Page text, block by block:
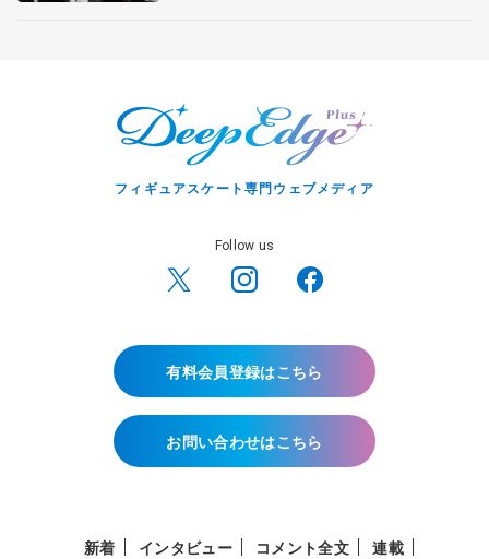
フィギュアスケート専門ウェブメディア
Follow us
有料会員登録はこちら
お問い合わせはこちら
新着 インタビュー コメント全文 連載